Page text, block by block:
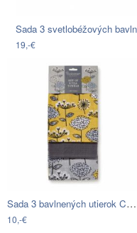
19,-€
Sada 3 bavlnených utierok Cooksmart ®…
10,-€